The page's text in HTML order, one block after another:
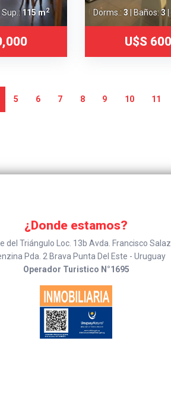
| Sup.:115 m2 Dorms.: 3| Baños:3
U$S
5 6 7 8 9 10 11
¿Donde estamos?
del Triángulo Loc. 13b Avda. Francisco
Pda. 2 Brava Punta Del Este - Uruguay
Operador Turistico N°1695